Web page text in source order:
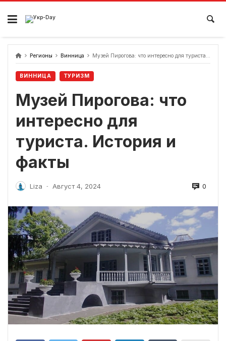
перейти
содержанию
Регионы Винница Музей Пирогова: что интересно для туриста. История и факты
ВИННИЦА ТУРИЗМ
Музей Пирогова: что
интересно для
туриста. История и
факты
Liza - Август 4, 2024 0